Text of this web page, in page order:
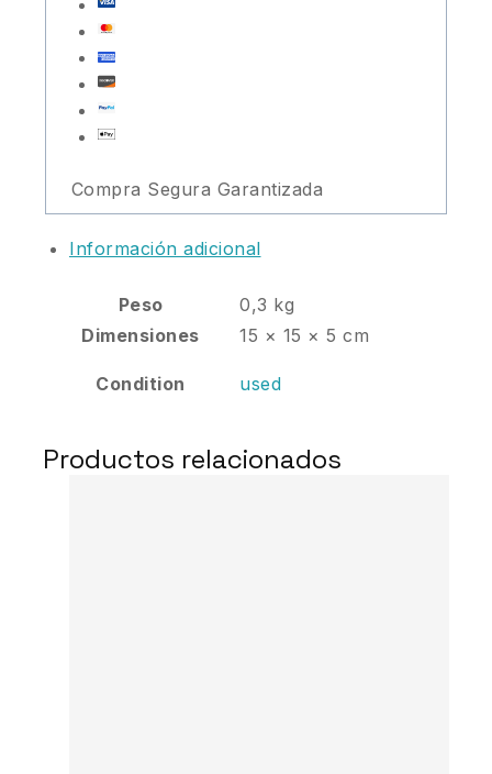
Compra Segura Garantizada
Información adicional
Peso
0,3 kg
Dimensiones
15 × 15 × 5 cm
Condition used
Productos relacionados